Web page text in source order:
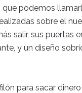
podemos
sobre el
salir, sus puertas
y un diseño
para sacar